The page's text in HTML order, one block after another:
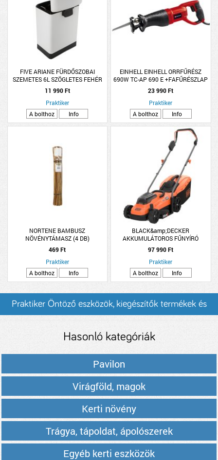
FIVE ARIANE FÜRDŐSZOBAI
SZEMETES 6L SZÖGLETES FEHÉR
11 990 Ft
Praktiker
A bolthoz
Info
EINHELL EINHELL ORRFŰRÉSZ
690W TC-AP 690 E +FAFŰRÉSZLAP
23 990 Ft
Praktiker
A bolthoz
Info
NORTENE BAMBUSZ
NÖVÉNYTÁMASZ (4 DB)
469 Ft
Praktiker
A bolthoz
Info
BLACK&amp;DECKER
AKKUMULÁTOROS FŰNYÍRÓ
BCMW3318N 2x18V 33CM 35L
AKKUMULÁTOR NÉLKÜL
97 990 Ft
Praktiker
A bolthoz
Info
Praktiker Öntöző eszközök, kiegészítők termékek és
Hasonló kategóriák
Pavilon
Virágföld, magok
Kerti növény
Trágya, tápoldat, ápolószerek
Egyéb kerti eszközök